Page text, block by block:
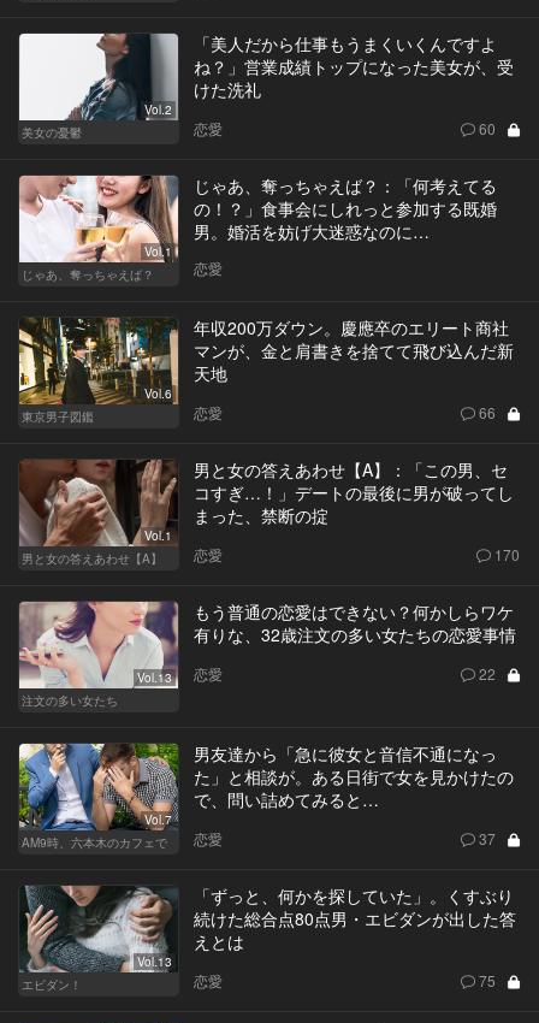
Vol.2
美女の憂鬱
「美人だから仕事もうまくいくんですよ
ね？」営業成績トップになった美女が、受
けた洗礼
恋愛 60
Vol.1
じゃあ、奪っちゃえば？
じゃあ、奪っちゃえば？：「何考えてる
の！？」食事会にしれっと参加する既婚
男。婚活を妨げ大迷惑なのに…
恋愛
Vol.6
東京男子図鑑
年収200万ダウン。慶應卒のエリート商社
マンが、金と肩書きを捨てて飛び込んだ新
天地
恋愛 66
Vol.1
男と女の答えあわせ【A】
男と女の答えあわせ【A】：「この男、セ
コすぎ…！」デートの最後に男が破ってし
まった、禁断の掟
恋愛 170
Vol.13
注文の多い女たち
もう普通の恋愛はできない？何かしらワケ
有りな、32歳注文の多い女たちの恋愛事情
恋愛 22
Vol.7
AM9時、六本木のカフェで
男友達から「急に彼女と音信不通になっ
た」と相談が。ある日街で女を見かけたの
で、問い詰めてみると…
恋愛 37
Vol.13
エビダン！
「ずっと、何かを探していた」。くすぶり
続けた総合点80点男・エビダンが出した答
えとは
恋愛 75